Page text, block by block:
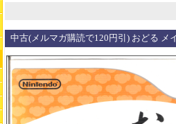
中古(メルマガ購読で120円引) おどる メ